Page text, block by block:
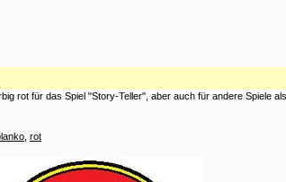
rot für das Spiel "Story-Teller", aber auch für andere Spiele als
rot